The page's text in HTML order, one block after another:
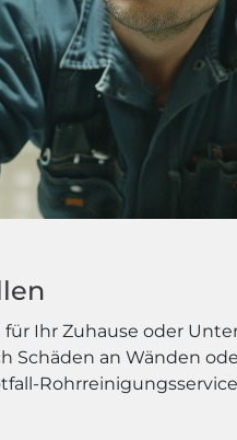
Ihr Zuhause oder
an Wänden